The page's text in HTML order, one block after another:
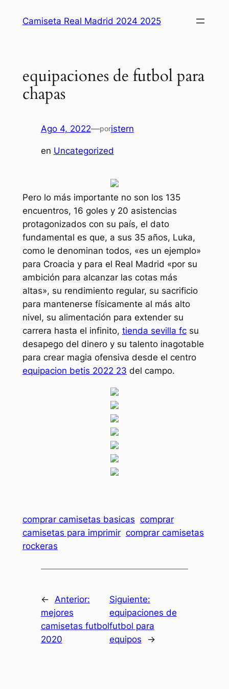
Camiseta Real Madrid 2024 2025
equipaciones de futbol para
chapas
Ago 4, 2022—poristern
en Uncategorized
Pero lo más importante no son los 135
encuentros, 16 goles y 20 asistencias
protagonizados con su país, el dato
fundamental es que, a sus 35 años, Luka,
como le denominan todos, «es un ejemplo»
para Croacia y para el Real Madrid «por su
ambición para alcanzar las cotas más
altas», su rendimiento regular, su sacrificio
para mantenerse físicamente al más alto
nivel, su alimentación para extender su
carrera hasta el infinito, tienda sevilla fcsu
desapego del dinero y su talento inagotable
para crear magia ofensiva desde el centro
equipacion betis 2022 23 del campo.
comprar camisetas basicas comprar
camisetas para imprimir comprar camisetas
rockeras
←
Anterior:
mejores
camisetas futbol
2020
Siguiente:
equipaciones de
futbol para
equipos
→